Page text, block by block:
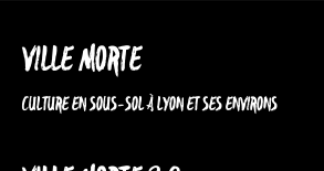
VILLE MORTE
CULTURE EN SOUS-SOL À LYON ET SES ENVIRONS